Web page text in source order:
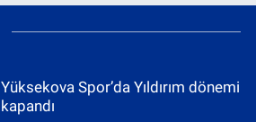
Yüksekova Spor’da Yıldırım dönemi
kapandı